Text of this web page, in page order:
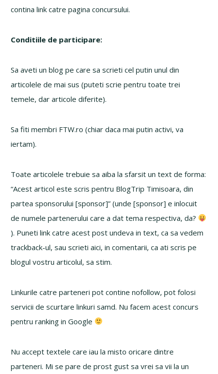
contina link catre pagina concursului.
Conditiile de participare:
Sa aveti un blog pe care sa scrieti cel putin unul din
articolele de mai sus (puteti scrie pentru toate trei
temele, dar articole diferite).
Sa fiti membri FTW.ro (chiar daca mai putin activi, va
iertam).
Toate articolele trebuie sa aiba la sfarsit un text de forma:
“Acest articol este scris pentru BlogTrip Timisoara, din
partea sponsorului [sponsor]” (unde [sponsor] e inlocuit
de numele partenerului care a dat tema respectiva, da?
). Puneti link catre acest post undeva in text, ca sa vedem
trackback-ul, sau scrieti aici, in comentarii, ca ati scris pe
blogul vostru articolul, sa stim.
Linkurile catre parteneri pot contine nofollow, pot folosi
servicii de scurtare linkuri samd. Nu facem acest concurs
pentru ranking in Google
Nu accept textele care iau la misto oricare dintre
parteneri. Mi se pare de prost gust sa vrei sa vii la un